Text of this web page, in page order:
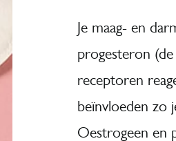
Je maag- en
progesteron
receptoren
beïnvloeden zo
Oestrogeen en